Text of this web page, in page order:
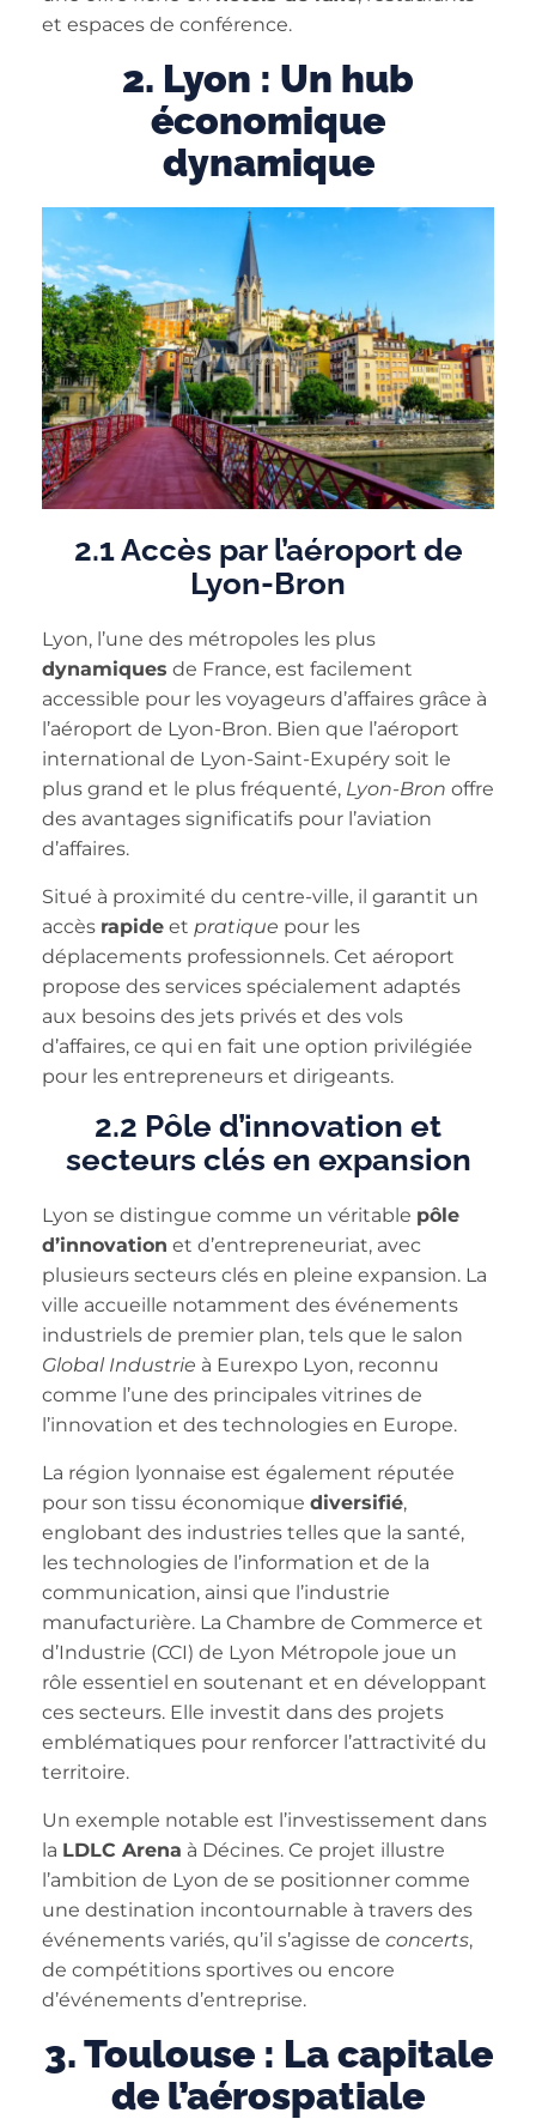
et espaces de conférence.
2. Lyon : Un hub
économique
dynamique
2.1 Accès par l’aéroport de
Lyon-Bron
Lyon, l’une des métropoles les plus
dynamiques de France, est facilement
accessible pour les voyageurs d’affaires grâce à
l’aéroport de Lyon-Bron. Bien que l’aéroport
international de Lyon-Saint-Exupéry soit le
plus grand et le plus fréquenté, Lyon-Bron offre
des avantages significatifs pour l’aviation
d’affaires.
Situé à proximité du centre-ville, il garantit un
accès rapide et pratique pour les
déplacements professionnels. Cet aéroport
propose des services spécialement adaptés
aux besoins des jets privés et des vols
d’affaires, ce qui en fait une option privilégiée
pour les entrepreneurs et dirigeants.
2.2 Pôle d’innovation et
secteurs clés en expansion
Lyon se distingue comme un véritable pôle
d’innovation et d’entrepreneuriat, avec
plusieurs secteurs clés en pleine expansion. La
ville accueille notamment des événements
industriels de premier plan, tels que le salon
Global Industrie à Eurexpo Lyon, reconnu
comme l’une des principales vitrines de
l’innovation et des technologies en Europe.
La région lyonnaise est également réputée
pour son tissu économique diversifié,
englobant des industries telles que la santé,
les technologies de l’information et de la
communication, ainsi que l’industrie
manufacturière. La Chambre de Commerce et
d’Industrie (CCI) de Lyon Métropole joue un
rôle essentiel en soutenant et en développant
ces secteurs. Elle investit dans des projets
emblématiques pour renforcer l’attractivité du
territoire.
Un exemple notable est l’investissement dans
la LDLC Arena à Décines. Ce projet illustre
l’ambition de Lyon de se positionner comme
une destination incontournable à travers des
événements variés, qu’il s’agisse de concerts,
de compétitions sportives ou encore
d’événements d’entreprise.
3. Toulouse : La capitale
de l’aérospatiale